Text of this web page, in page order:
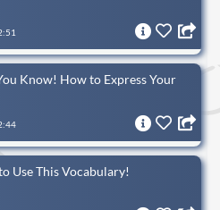
Know! How to Express Your
Use This Vocabulary!